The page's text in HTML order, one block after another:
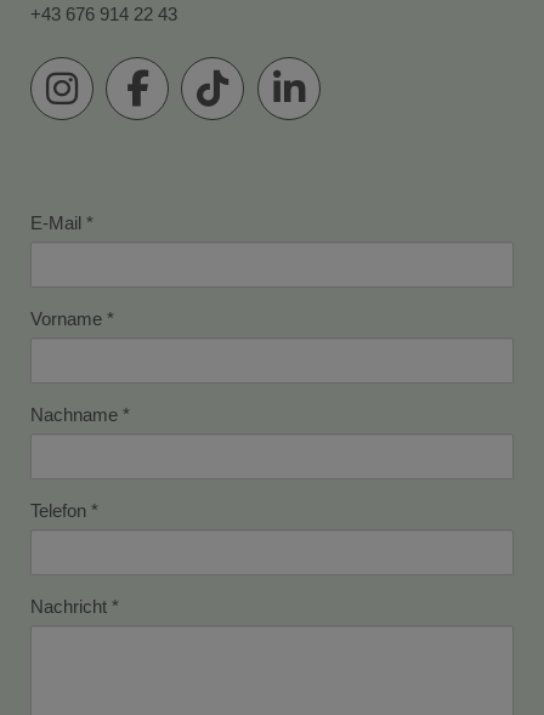
+43 676 914 22 43
E-Mail
Vorname
Nachname
Telefon
Nachricht